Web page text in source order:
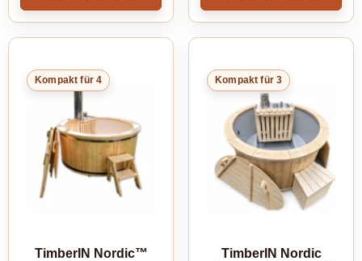
Kompakt für 4
TimberIN Nordic™
Kompakt für 3
TimberIN Nordic